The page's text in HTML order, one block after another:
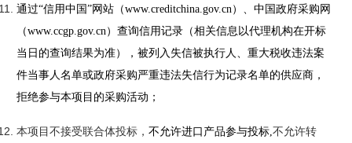
通过“信用中国”网站（www.creditchina.gov.cn） 、中国政府采购网
（www.ccgp.gov.cn）查询信用记录（相关信息以代理机构在开标
当日 的查询结果为准），被列入失信被执行人、重大税收违法案
件当事人名单或政府采购严重违法失信行为记录名单的供应商，
拒绝参与本项目的采购活动 ；
本项目不接受联合体投标，不允许进口产品参与投标,不允许转